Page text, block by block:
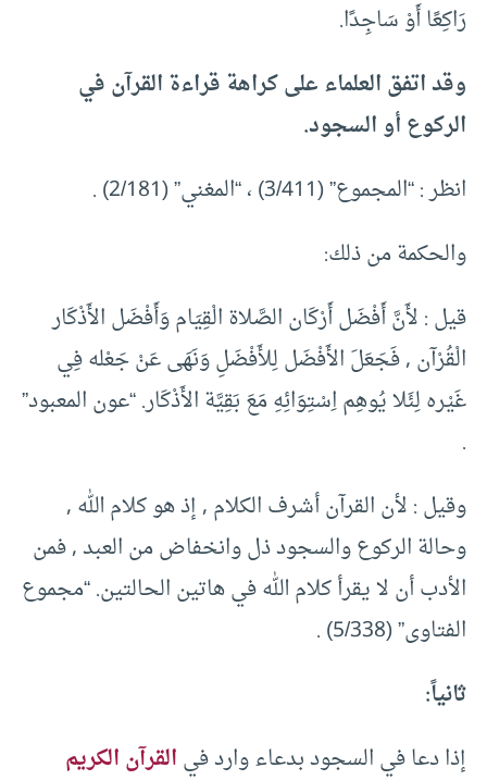
رَاكِعًا أَوْ سَاجِدًا.
وقد اتفق العلماء على كراهة قراءة القرآن في
الركوع أو السجود.
انظر : “المجموع” (3/411) ، “المغني” (2/181) .
والحكمة من ذلك:
قيل : لأَنَّ أَفْضَل أَرْكَان الصَّلاة الْقِيَام وَأَفْضَل الأَذْكَار
الْقُرْآن , فَجَعَلَ الأَفْضَل لِلأَفْضَلِ وَنَهَى عَنْ جَعْله فِي
غَيْره لِئَلا يُوهِم اِسْتِوَائِهِ مَعَ بَقِيَّة الأَذْكَار. “عون المعبود”
.
وقيل : لأن القرآن أشرف الكلام , إذ هو كلام الله ,
وحالة الركوع والسجود ذل وانخفاض من العبد , فمن
الأدب أن لا يقرأ كلام الله في هاتين الحالتين. “مجموع
الفتاوى” (5/338) .
ثانياً:
إذا دعا في السجود بدعاء وارد فيالقرآن الكريم